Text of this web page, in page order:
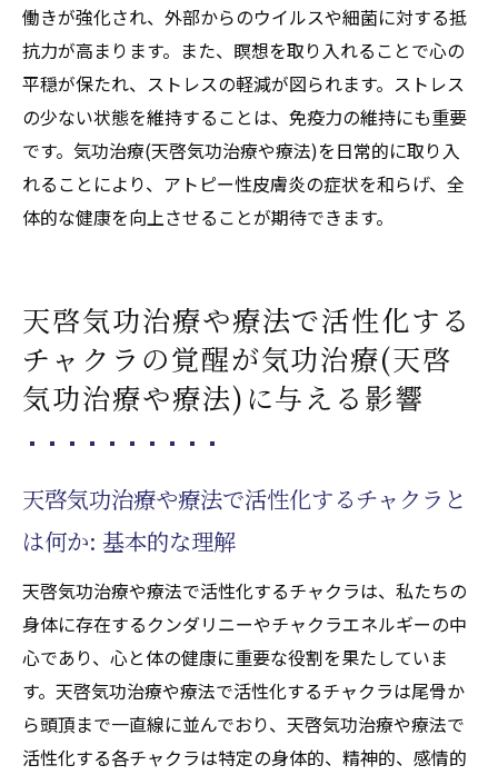
メンタルヘルスと気功治療(天啓気功治療や
療法)の関係
リラクゼーションと気功治療(天啓気功治療
や療法)の融合
気功治療(天啓気功治療や療法)を通じたスト
レスマネジメント
継続的な気功治療(天啓気功治療や療法)習慣
の効果と重要性
働きが強化され、外部からのウイルスや細菌に対する抵
抗力が高まります。また、瞑想を取り入れることで心の
平穏が保たれ、ストレスの軽減が図られます。ストレス
の少ない状態を維持することは、免疫力の維持にも重要
です。気功治療(天啓気功治療や療法)を日常的に取り入
れることにより、アトピー性皮膚炎の症状を和らげ、全
体的な健康を向上させることが期待できます。
天啓気功治療や療法で活性化する
チャクラの覚醒が気功治療(天啓
気功治療や療法)に与える影響
天啓気功治療や療法で活性化するチャクラと
は何か: 基本的な理解
天啓気功治療や療法で活性化するチャクラは、私たちの
身体に存在するクンダリニーやチャクラエネルギーの中
心であり、心と体の健康に重要な役割を果たしていま
す。天啓気功治療や療法で活性化するチャクラは尾骨か
ら頭頂まで一直線に並んでおり、天啓気功治療や療法で
活性化する各チャクラは特定の身体的、精神的、感情的